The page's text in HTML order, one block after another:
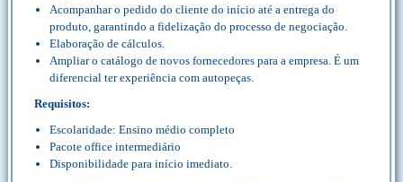
Acompanhar o pedido do cliente do início até a entrega do
produto, garantindo a fidelização do processo de negociação.
Elaboração de cálculos.
Ampliar o catálogo de novos fornecedores para a empresa. É um
diferencial ter experiência com autopeças.
Requisitos:
Escolaridade: Ensino médio completo
Pacote office intermediário
Disponibilidade para início imediato.